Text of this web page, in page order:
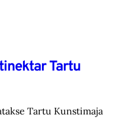
Tartu
Tartu Kunstimaja